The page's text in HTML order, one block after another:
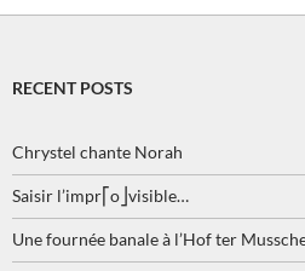
RECENT POSTS
Chrystel chante Norah
Saisir l’impr⎡o⎦visible…
Une fournée banale à l’Hof ter